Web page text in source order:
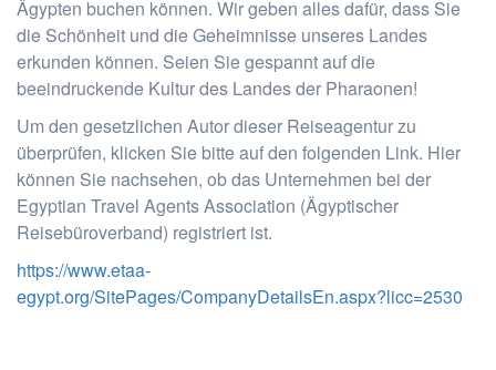
Ägypten buchen können. Wir geben alles dafür, dass Sie
die Schönheit und die Geheimnisse unseres Landes
erkunden können. Seien Sie gespannt auf die
beeindruckende Kultur des Landes der Pharaonen!
Um den gesetzlichen Autor dieser Reiseagentur zu
überprüfen, klicken Sie bitte auf den folgenden Link. Hier
können Sie nachsehen, ob das Unternehmen bei der
Egyptian Travel Agents Association (Ägyptischer
Reisebüroverband) registriert ist.
https://www.etaa-
egypt.org/SitePages/CompanyDetailsEn.aspx?licc=2530